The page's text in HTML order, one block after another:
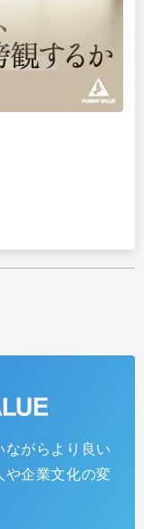
ながらより良い
や企業文化の変